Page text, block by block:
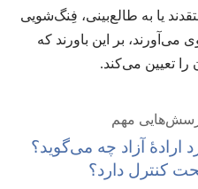
یا به طالع‌بینی،‏ فِنگ‌شویی
بر این باورند که
را تعیین می‌کند.‏
مهم
آزاد چه می‌گوید؟‏
کنترل دارد؟‏